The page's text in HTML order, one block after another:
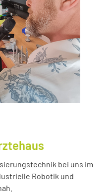
bei uns im
Robotik und